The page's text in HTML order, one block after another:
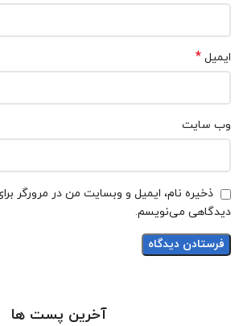
ایمیل *
وب‌ سایت
ذخیره نام، ایمیل و وبسایت من در مرورگر
دیدگاهی می‌نویسم.
آخرین پست ها